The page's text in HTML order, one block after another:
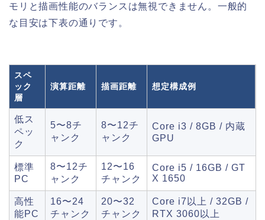
モリと描画性能のバランスは無視できません。一般的
な目安は下表の通りです。
スペ
ック
層
演算距離 描画距離 想定構成例
低ス
ペッ
ク
5〜8チ
ャンク
8〜12チ
ャンク
Core i3 / 8GB / 内蔵
GPU
標準
PC
8〜12チ
ャンク
12〜16
チャンク
Core i5 / 16GB / GT
X 1650
高性
能PC
16〜24
チャンク
20〜32
チャンク
Core i7以上 / 32GB /
RTX 3060以上